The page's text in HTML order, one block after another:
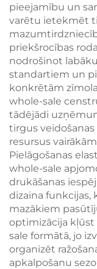
pieejamību un
varētu ietekmēt
priekšrocības
nodrošinot
standartiem un
konkrētām
whole-sale
tādējādi
tirgus
resursus
Pielāgošanas
whole-sale
drukāšanas
dizaina funkcijas,
mazākiem
optimizācija kļūst
sale formātā, jo
organizēt
apkalpošanu